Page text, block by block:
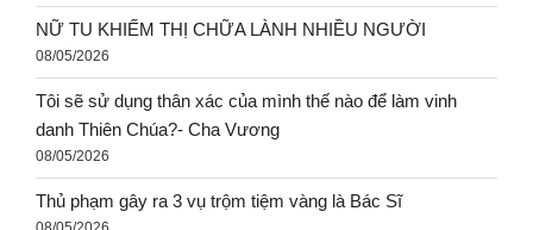
NỮ TU KHIẾM THỊ CHỮA LÀNH NHIỀU NGƯỜI
08/05/2026
Tôi sẽ sử dụng thân xác của mình thế nào để làm vinh
danh Thiên Chúa?- Cha Vương
08/05/2026
Thủ phạm gây ra 3 vụ trộm tiệm vàng là Bác Sĩ